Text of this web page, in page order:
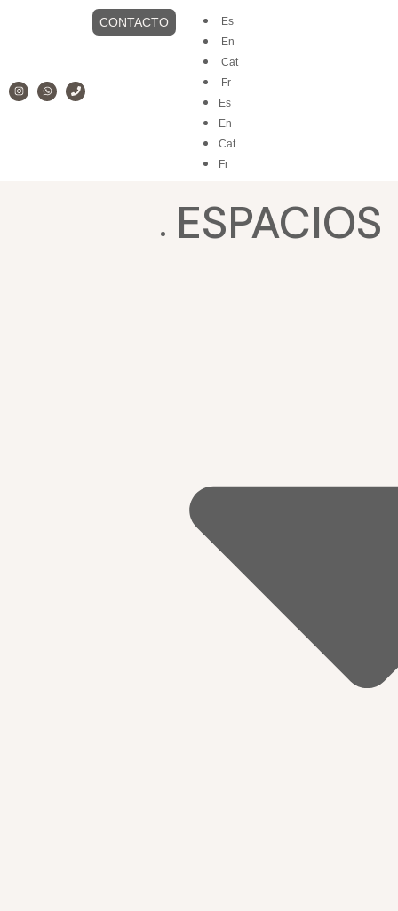
CONTACTO
Es
En
Cat
Fr
Es
En
Cat
Fr
ESPACIOS